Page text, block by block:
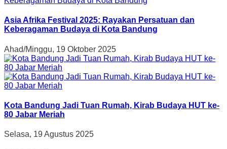
Asia Afrika Festival 2025: Rayakan Persatuan dan
Keberagaman Budaya di Kota Bandung
Ahad/Minggu, 19 Oktober 2025
Kota Bandung Jadi Tuan Rumah, Kirab Budaya HUT ke-
80 Jabar Meriah
Selasa, 19 Agustus 2025